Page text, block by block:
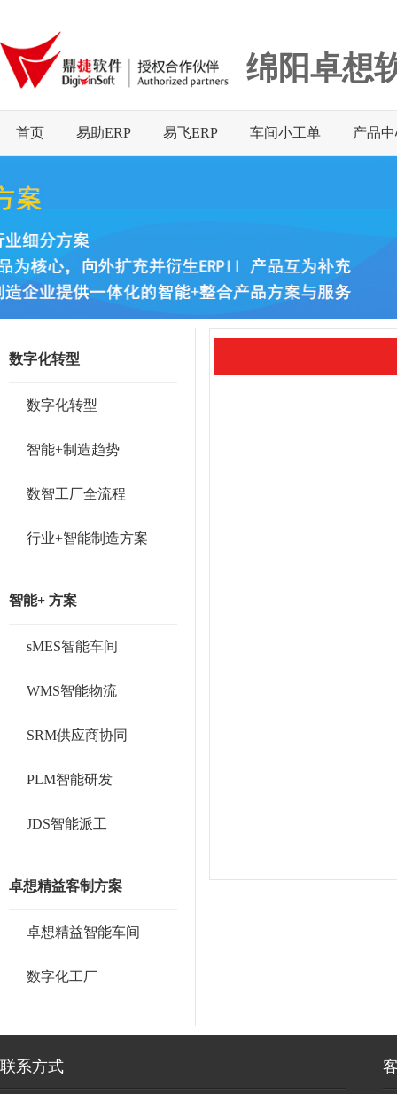
绵阳卓想
首页 易助ERP 易飞ERP 车间小工单 产品
数字化转型
数字化转型
智能+制造趋势
数智工厂全流程
行业+智能制造方案
智能+ 方案
sMES智能车间
WMS智能物流
SRM供应商协同
PLM智能研发
JDS智能派工
卓想精益客制方案
卓想精益智能车间
数字化工厂
联系方式